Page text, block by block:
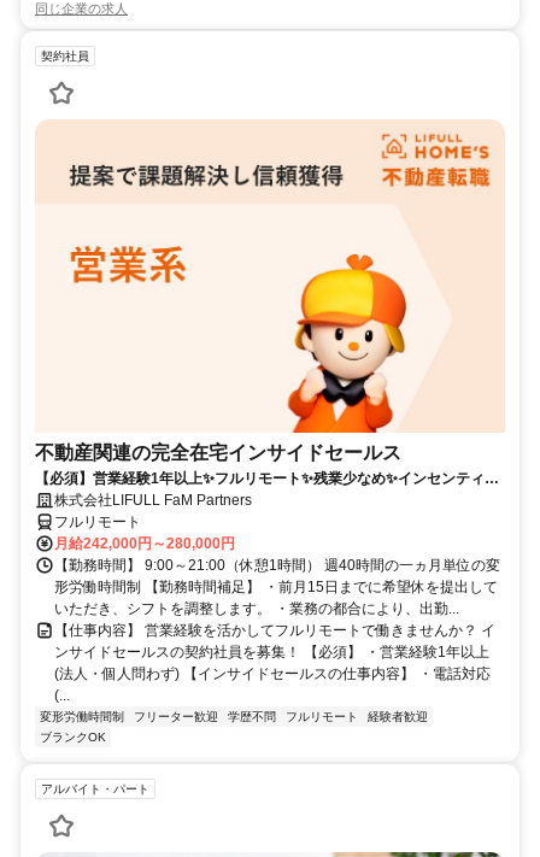
同じ企業の求人
契約社員
不動産関連の完全在宅インサイドセールス
【必須】営業経験1年以上✨フルリモート✨残業少なめ✨インセンティブ
有 株式会社LIFULL FaM Partners
フルリモート
月給242,000円～280,000円
【勤務時間】 9:00～21:00（休憩1時間） 週40時間の一ヵ月単位の変
形労働時間制 【勤務時間補足】 ・前月15日までに希望休を提出して
いただき、シフトを調整します。 ・業務の都合により、出勤...
【仕事内容】 営業経験を活かしてフルリモートで働きませんか？ イ
ンサイドセールスの契約社員を募集！ 【必須】 ・営業経験1年以上
(法人・個人問わず) 【インサイドセールスの仕事内容】 ・電話対応
(...
変形労働時間制 フリーター歓迎 学歴不問 フルリモート
経験者歓迎
ブランクOK
アルバイト・パート